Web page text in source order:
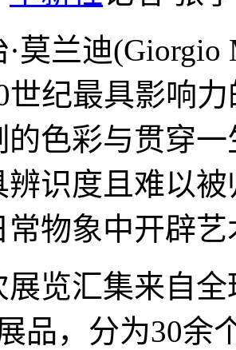
兰迪(Giorgio
世纪最具影响
的色彩与贯穿
辨识度且难以
常物象中开辟
汇集来自全
品，分为30余